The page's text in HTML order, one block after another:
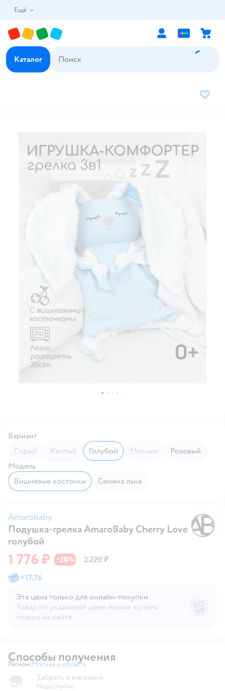
Ещё
Каталог
В
Вариант
Серый
Желтый Голубой Мятный
Розовый
Модель
Вишневые косточки
Семена льна
Amarobaby
Подушка-грелка AmaroBaby Cherry Love
голубой
1 776 ₽ −20%
2 220 ₽
+17,76
Эта цена только для онлайн‑покупки
Товар по указанной цене можно купить
только на сайте
Способы получения
Регион: Выбор адреса доставки.
Москва и область
Забрать в магазине
Недоступно